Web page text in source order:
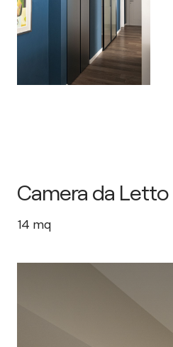
Camera da Letto
14 mq